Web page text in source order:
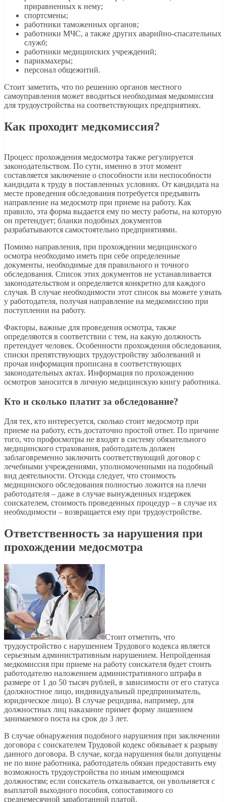
приравненных к нему;
спортсмены;
работники таможенных органов;
работники МЧС, а также других аварийно-спасательных
служб;
работники медицинских учреждений;
парикмахеры;
персонал общежитий.
Стоит заметить, что по решению органов местного
самоуправления может вводиться необходимая медкомиссия
для трудоустройства на соответствующих предприятиях.
Как проходит медкомиссия?
Процесс прохождения медосмотра также регулируется
законодательством. По сути, именно в этот момент
составляется заключение о способности или неспособности
кандидата к труду в поставленных условиях. От кандидата на
месте проведения обследования потребуется предъявить
направление на медосмотр при приеме на работу. Как
правило, эта форма выдается ему по месту работы, на которую
он претендует; бланки подобных документов
разрабатываются самостоятельно предприятиями.
Помимо направления, при прохождении медицинского
осмотра необходимо иметь при себе определенные
документы, необходимые для правильного и точного
обследования. Список этих документов не устанавливается
законодательством и определяется конкретно для каждого
случая. В случае необходимости этот список вы можете узнать
у работодателя, получая направление на медкомиссию при
поступлении на работу.
Факторы, важные для проведения осмотра, также
определяются в соответствии с тем, на какую должность
претендует человек. Особенности прохождения обследования,
списки препятствующих трудоустройству заболеваний и
прочая информация прописана в соответствующих
законодательных актах. Информация по прохождению
осмотров заносится в личную медицинскую книгу работника.
Кто и сколько платит за обследование?
Для тех, кто интересуется, сколько стоит медосмотр при
приеме на работу, есть достаточно простой ответ. По причине
того, что профосмотры не входят в систему обязательного
медицинского страхования, работодатель должен
заблаговременно заключить соответствующий договор с
лечебными учреждениями, уполномоченными на подобный
вид деятельности. Отсюда следует, что стоимость
медицинского обследования полностью ложится на плечи
работодателя – даже в случае вынужденных издержек
соискателем, стоимость проведенных процедур – в случае их
необходимости – возвращается ему при трудоустройстве.
Ответственность за нарушения при
прохождении медосмотра
Стоит отметить, что
трудоустройство с нарушением Трудового кодекса является
серьезным административным нарушением. Непройденная
медкомиссия при приеме на работу соискателя будет стоить
работодателю наложением административного штрафа в
размере от 1 до 50 тысяч рублей, в зависимости от его статуса
(должностное лицо, индивидуальный предприниматель,
юридическое лицо). В случае рецидива, например, для
должностных лиц наказание примет форму лишением
занимаемого поста на срок до 3 лет.
В случае обнаружения подобного нарушения при заключении
договора с соискателем Трудовой кодекс обязывает к разрыву
данного договора. В случае, когда нарушения были допущены
не по вине работника, работодатель обязан предоставить ему
возможность трудоустройства по иным имеющимся
должностям; если соискатель отказывается, он увольняется с
выплатой выходного пособия, сопоставимого со
среднемесячной заработанной платой.